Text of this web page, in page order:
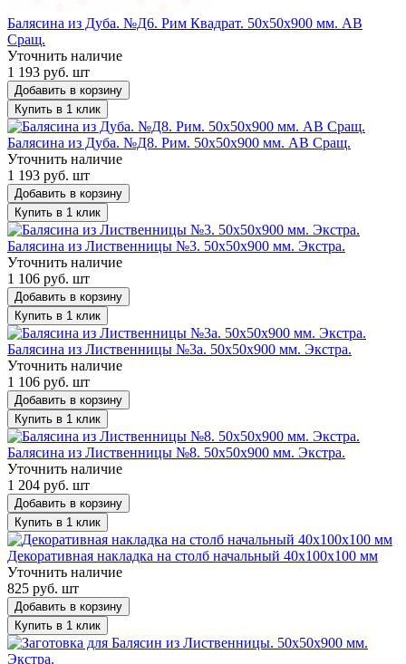
Балясина из Дуба. №Д6. Рим Квадрат. 50х50х900 мм. АВ
Сращ.
Уточнить наличие
1 193 руб. шт
Добавить в корзину
Купить в 1 клик
Балясина из Дуба. №Д8. Рим. 50х50х900 мм. АВ Сращ.
Уточнить наличие
1 193 руб. шт
Добавить в корзину
Купить в 1 клик
Балясина из Лиственницы №3. 50х50х900 мм. Экстра.
Уточнить наличие
1 106 руб. шт
Добавить в корзину
Купить в 1 клик
Балясина из Лиственницы №3a. 50х50х900 мм. Экстра.
Уточнить наличие
1 106 руб. шт
Добавить в корзину
Купить в 1 клик
Балясина из Лиственницы №8. 50х50х900 мм. Экстра.
Уточнить наличие
1 204 руб. шт
Добавить в корзину
Купить в 1 клик
Декоративная накладка на столб начальный 40х100х100 мм
Уточнить наличие
825 руб. шт
Добавить в корзину
Купить в 1 клик